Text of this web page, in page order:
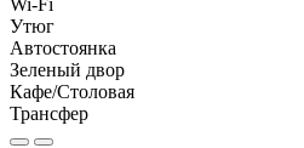
Wi-Fi
Утюг
Автостоянка
Зеленый двор
Кафе/Столовая
Трансфер